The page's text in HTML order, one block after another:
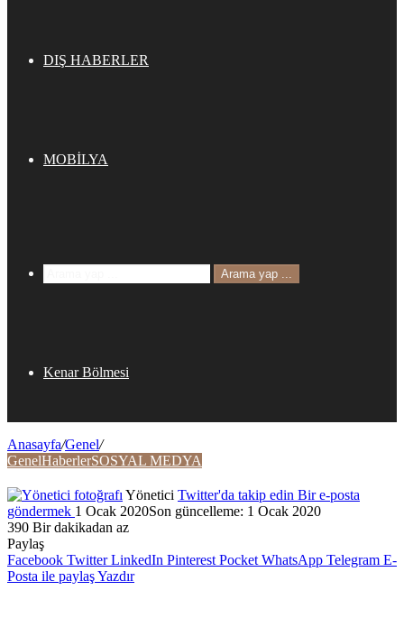
DIŞ HABERLER
MOBİLYA
Arama yap ...
Kenar Bölmesi
Anasayfa/Genel/
GenelHaberlerSOSYAL MEDYA
Yönetici Twitter'da takip edin Bir e-posta
göndermek 1 Ocak 2020Son güncelleme: 1 Ocak 2020
390 Bir dakikadan az
Paylaş
Facebook Twitter LinkedIn Pinterest Pocket WhatsApp Telegram E-
Posta ile paylaşYazdır